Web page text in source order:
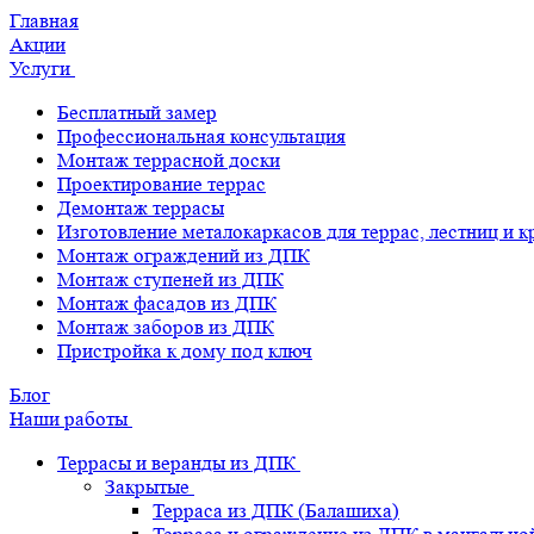
Главная
Акции
Услуги
Бесплатный замер
Профессиональная консультация
Монтаж террасной доски
Проектирование террас
Демонтаж террасы
Изготовление металокаркасов для террас, лестниц и
Монтаж ограждений из ДПК
Монтаж ступеней из ДПК
Монтаж фасадов из ДПК
Монтаж заборов из ДПК
Пристройка к дому под ключ
Блог
Наши работы
Террасы и веранды из ДПК
Закрытые
Терраса из ДПК (Балашиха)